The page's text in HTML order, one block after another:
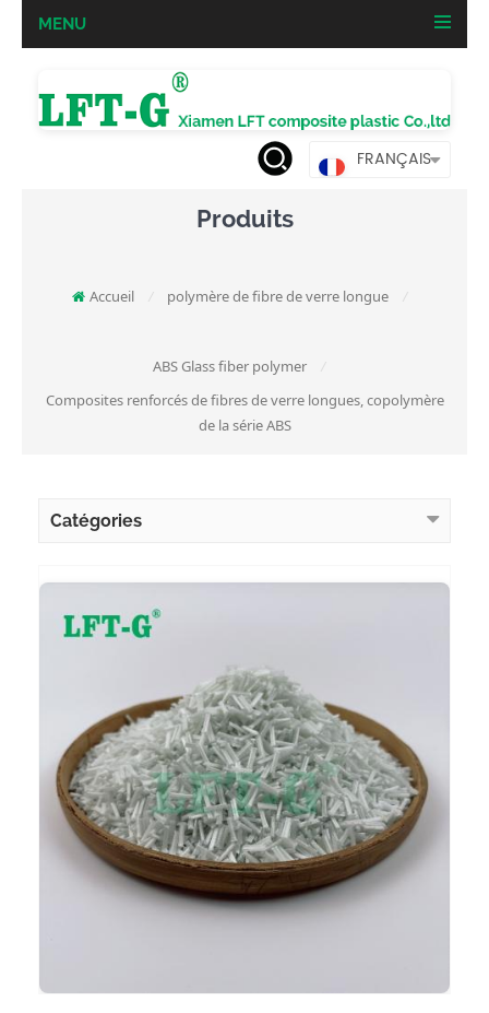
MENU
FRANÇAIS
Produits
Accueil polymère de fibre de verre longue
ABS Glass fiber polymer
Composites renforcés de fibres de verre longues, copolymère
de la série ABS
Catégories